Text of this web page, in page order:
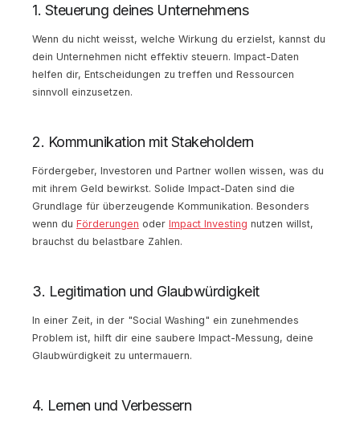
1. Steuerung deines Unternehmens
Wenn du nicht weisst, welche Wirkung du erzielst, kannst du
dein Unternehmen nicht effektiv steuern. Impact-Daten
helfen dir, Entscheidungen zu treffen und Ressourcen
sinnvoll einzusetzen.
2. Kommunikation mit Stakeholdern
Fördergeber, Investoren und Partner wollen wissen, was du
mit ihrem Geld bewirkst. Solide Impact-Daten sind die
Grundlage für überzeugende Kommunikation. Besonders
wenn du Förderungen oder Impact Investing nutzen willst,
brauchst du belastbare Zahlen.
3. Legitimation und Glaubwürdigkeit
In einer Zeit, in der "Social Washing" ein zunehmendes
Problem ist, hilft dir eine saubere Impact-Messung, deine
Glaubwürdigkeit zu untermauern.
4. Lernen und Verbessern